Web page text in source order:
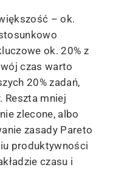
– ok.
ok. 20% z
czas warto
20% zadań,
Reszta mniej
zlecone, albo
zasady Pareto
produktywności
czasu i